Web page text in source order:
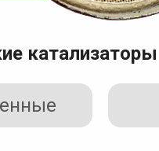
катализаторы